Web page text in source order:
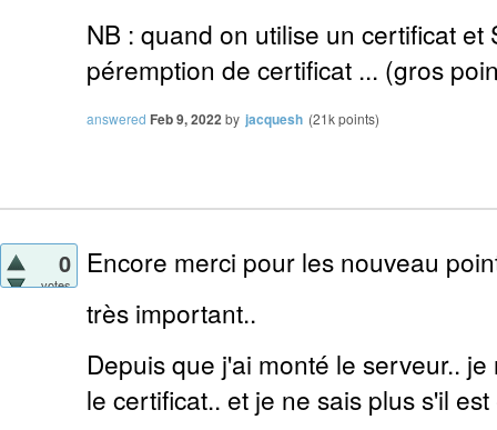
NB : quand on utilise un certificat et
péremption de certificat ... (gros
answered Feb 9, 2022 by jacquesh (21kpoints)
0
votes
Encore merci pour les nouveau
très important..
Depuis que j'ai monté le serveur..
le certificat.. et je ne sais plus s'il